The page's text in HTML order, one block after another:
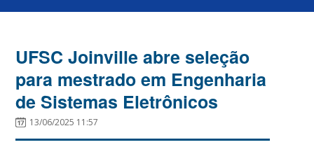
UFSC Joinville abre seleção
para mestrado em Engenharia
de Sistemas Eletrônicos
13/06/2025 11:57